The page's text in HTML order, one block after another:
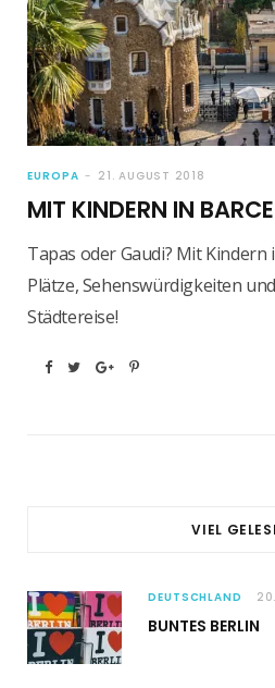
EUROPA 21. AUGUST 2018
MIT KINDERN IN
Tapas oder Gaudi? Mit Kindern
Plätze, Sehenswürdigkeiten
Städtereise!
VIEL
DEUTSCHLAND
BUNTES BERLIN